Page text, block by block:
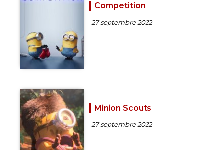
Competition
27 septembre 2022
Minion Scouts
27 septembre 2022